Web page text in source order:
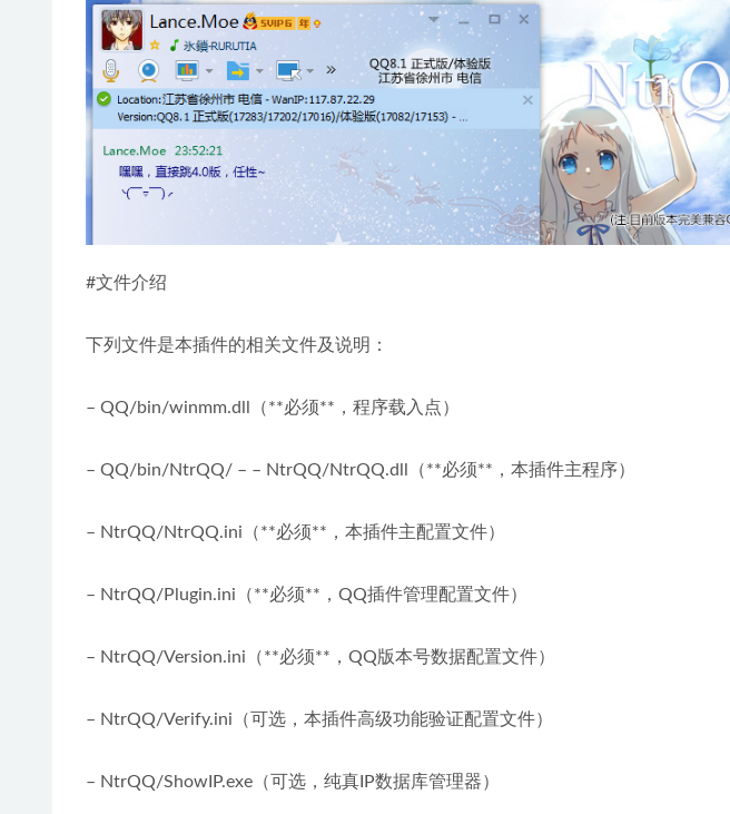
#文件介绍
下列文件是本插件的相关文件及说明：
– QQ/bin/winmm.dll（**必须**，程序载入点）
– QQ/bin/NtrQQ/ – – NtrQQ/NtrQQ.dll（**必须**，本插件主程序）
– NtrQQ/NtrQQ.ini（**必须**，本插件主配置文件）
– NtrQQ/Plugin.ini（**必须**，QQ插件管理配置文件）
– NtrQQ/Version.ini（**必须**，QQ版本号数据配置文件）
– NtrQQ/Verify.ini（可选，本插件高级功能验证配置文件）
– NtrQQ/ShowIP.exe（可选，纯真IP数据库管理器）